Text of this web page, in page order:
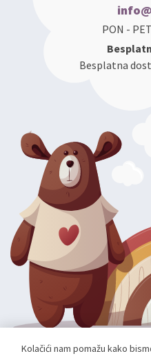
PON -
Besplatna
Kolačići nam pomažu kako